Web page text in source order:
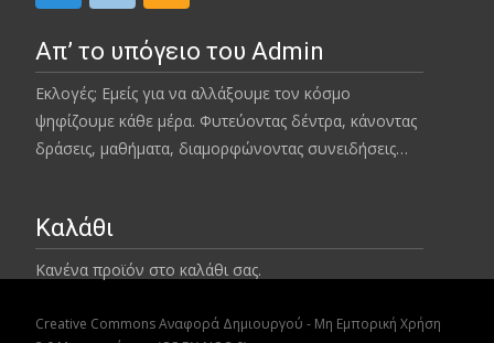
Απ’ το υπόγειο του Admin
Εκλογές; Εμείς για να αλλάξουμε τον κόσμο
ψηφίζουμε κάθε μέρα. Φυτεύοντας δέντρα, κάνοντας
δράσεις, μαθήματα, διαμορφώνοντας συνειδήσεις…
Καλάθι
Κανένα προϊόν στο καλάθι σας.
Creative Commons Αναφορά Δημιουργού - Μη Εμπορική Χρήση